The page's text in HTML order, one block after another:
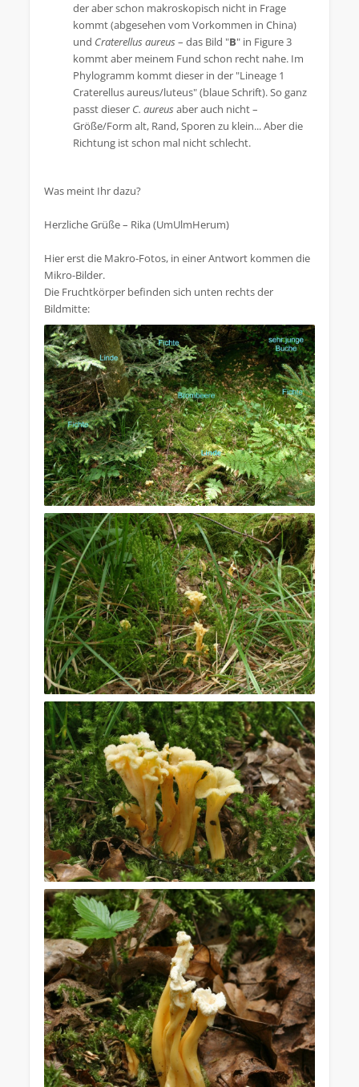
der aber schon makroskopisch nicht in Frage
kommt (abgesehen vom Vorkommen in China)
und Craterellus aureus– das Bild "B" in Figure 3
kommt aber meinem Fund schon recht nahe. Im
Phylogramm kommt dieser in der "Lineage 1
Craterellus aureus/luteus" (blaue Schrift). So ganz
passt dieser C. aureusaber auch nicht –
Größe/Form alt, Rand, Sporen zu klein... Aber die
Richtung ist schon mal nicht schlecht.
Was meint Ihr dazu?
Herzliche Grüße – Rika (UmUlmHerum)
Hier erst die Makro-Fotos, in einer Antwort kommen die
Mikro-Bilder.
Die Fruchtkörper befinden sich unten rechts der
Bildmitte: